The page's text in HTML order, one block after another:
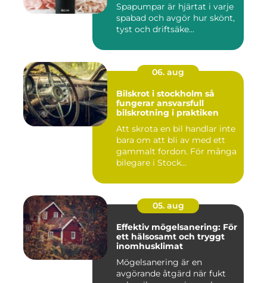
Spapumpar är hjärtat i varje
spabad och avgör hur skönt,
tyst och driftsäke...
06. aug
Bilskrot i stockholm så
fungerar ansvarsfull
bilskrotning i praktiken
Att skrota en bil handlar inte
bara om att bli av med ett
gammalt fordon. För många
bilegare i Stock...
05. aug
Effektiv mögelsanering: För
ett hälsosamt och tryggt
inomhusklimat
Mögelsanering är en
avgörande åtgärd när fukt